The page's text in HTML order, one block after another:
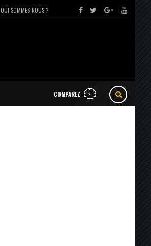
QUI SOMMES-NOUS ?
COMPAREZ